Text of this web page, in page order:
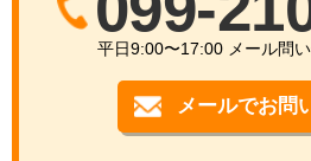
平日9:00〜17:00 メール問
メールでお問